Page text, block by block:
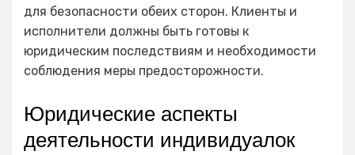
для безопасности обеих сторон. Клиенты и
исполнители должны быть готовы к
юридическим последствиям и необходимости
соблюдения меры предосторожности.
Юридические аспекты
деятельности индивидуалок